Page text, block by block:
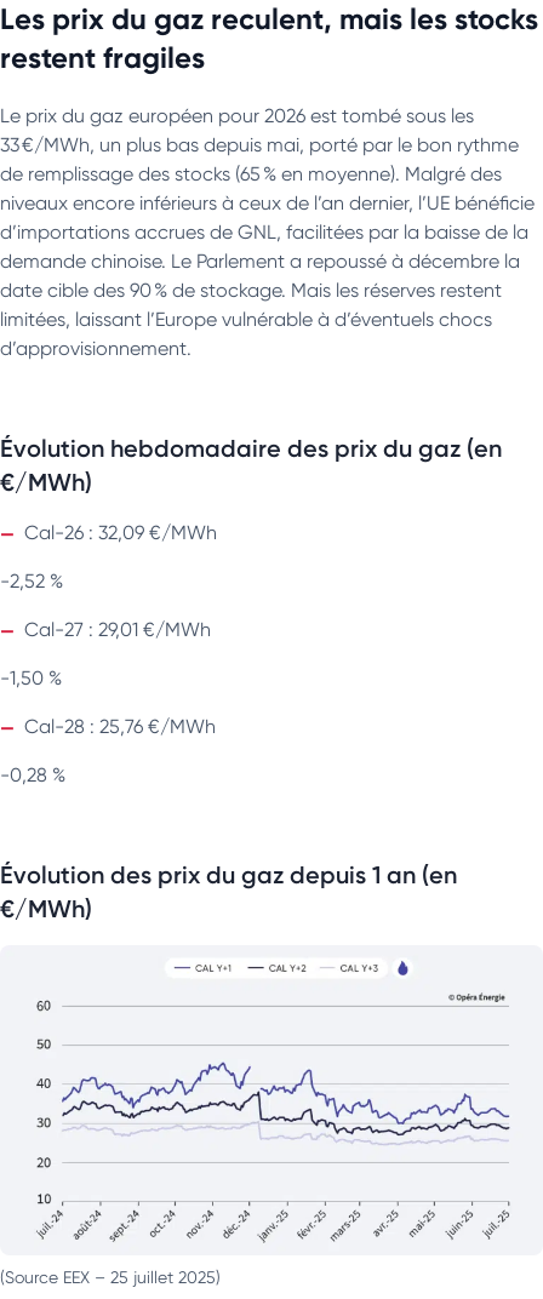
Les prix du gaz reculent, mais les stocks
restent fragiles
Le prix du gaz européen pour 2026 est tombé sous les
33 €/MWh, un plus bas depuis mai, porté par le bon rythme
de remplissage des stocks (65 % en moyenne). Malgré des
niveaux encore inférieurs à ceux de l’an dernier, l’UE bénéficie
d’importations accrues de GNL, facilitées par la baisse de la
demande chinoise. Le Parlement a repoussé à décembre la
date cible des 90 % de stockage. Mais les réserves restent
limitées, laissant l’Europe vulnérable à d’éventuels chocs
d’approvisionnement.
Évolution hebdomadaire des prix du gaz (en
€/MWh)
Cal-26 : 32,09 €/MWh
-2,52 %
Cal-27 : 29,01 €/MWh
-1,50 %
Cal-28 : 25,76 €/MWh
-0,28 %
Évolution des prix du gaz depuis 1 an (en
€/MWh)
(Source EEX – 25 juillet 2025)